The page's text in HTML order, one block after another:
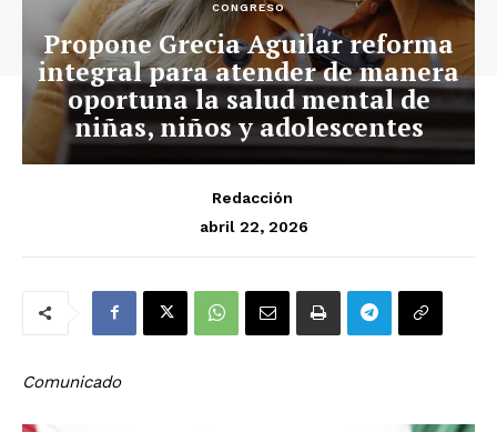
CONGRESO
Propone Grecia Aguilar reforma
integral para atender de manera
oportuna la salud mental de
niñas, niños y adolescentes
Redacción
abril 22, 2026
Comunicado